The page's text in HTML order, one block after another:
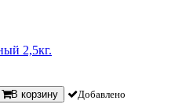
2,5кг.
В корзину Добавлено